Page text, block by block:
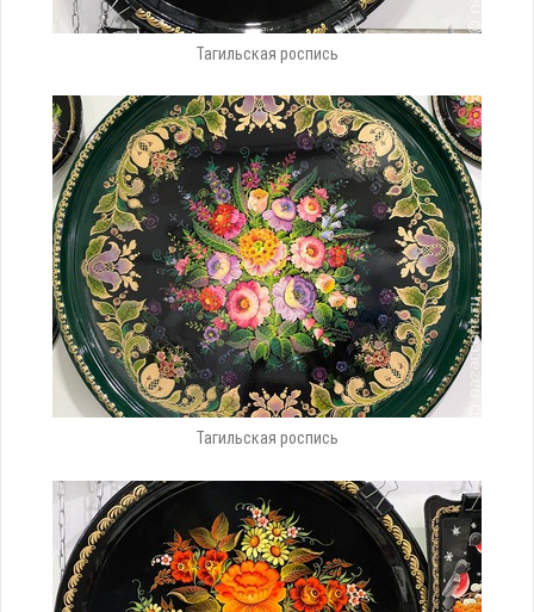
Тагильская роспись
Тагильская роспись